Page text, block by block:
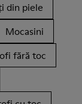
din piele
Mocasini
fără toc